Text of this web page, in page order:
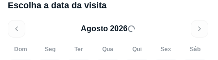
Escolha a data da visita
Agosto 2026
Dom Seg Ter Qua Qui Sex Sáb